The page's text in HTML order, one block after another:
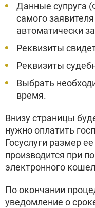
Данные супруга
самого
автоматически
Реквизиты
Реквизиты
Выбрать
время.
Внизу страницы
нужно оплатить
Госуслуги размер
производится при
электронного
По окончании
уведомление о